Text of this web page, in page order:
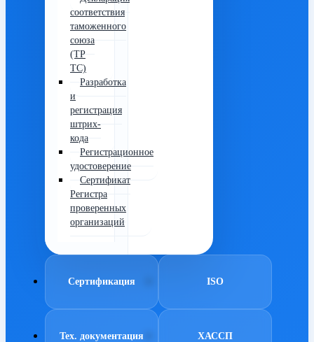
соответствия
таможенного
союза
(ТР
ТС)
Разработка
и
регистрация
штрих-
кода
Регистрационное
удостоверение
Сертификат
Регистра
проверенных
организаций
Сертификация ISO
Тех. документация ХАССП